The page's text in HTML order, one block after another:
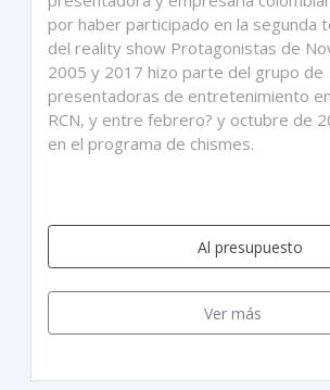
por haber participado en la segunda
del reality show Protagonistas de
2005 y 2017 hizo parte del grupo de
presentadoras de entretenimiento
RCN, y entre febrero? y octubre de
en el programa de chismes.
Al presupuesto
Ver más